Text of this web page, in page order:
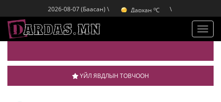
2026-08-07 (Баасан) \ Дархан oC
Эрдэнэт C
\
ҮЙЛ ЯВДЛЫН ТОВЧООН